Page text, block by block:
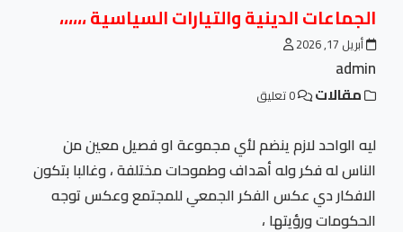
الجماعات الدينية والتيارات السياسية ،،،،،،
أبريل 17, 2026
admin
مقالات
ليه الواحد لازم ينضم لأي مجموعة او فصيل معين من
الناس له فكر وله أهداف وطموحات مختلفة ، وغالبا بتكون
الافكار دي عكس الفكر الجمعي للمجتمع وعكس توجه
الحكومات ورؤيتها ،